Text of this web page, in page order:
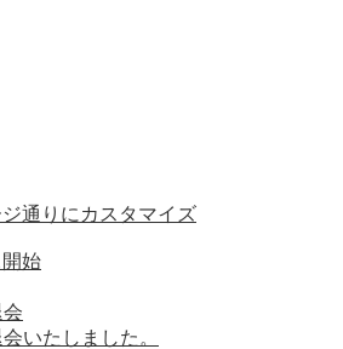
通りにカスタマイズ
始
会
いたしました。